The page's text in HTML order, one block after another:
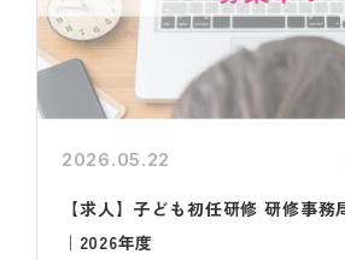
2026.05.22
【求人】子ども初任研修 研修事
｜2026年度